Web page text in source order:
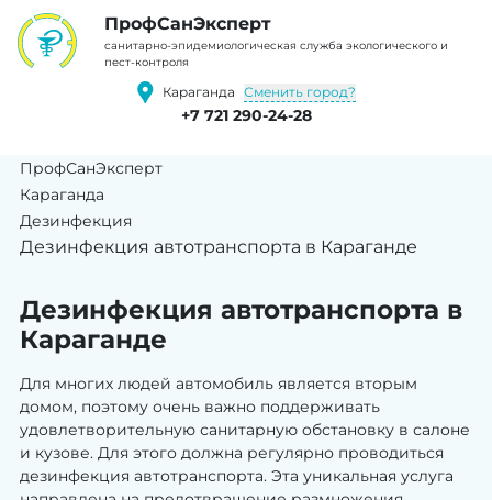
ПрофCанЭксперт
cанитарно-эпидемиологическая служба экологического и
пест-контроля
Караганда Сменить город?
+7 721 290-24-28
ПрофСанЭксперт
Караганда
Дезинфекция
Дезинфекция автотранспорта в Караганде
Дезинфекция автотранспорта в
Караганде
Для многих людей автомобиль является вторым
домом, поэтому очень важно поддерживать
удовлетворительную санитарную обстановку в салоне
и кузове. Для этого должна регулярно проводиться
дезинфекция автотранспорта. Эта уникальная услуга